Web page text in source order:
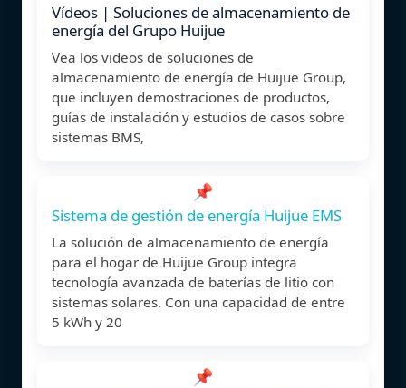
Vídeos | Soluciones de almacenamiento de
energía del Grupo Huijue
Vea los videos de soluciones de
almacenamiento de energía de Huijue Group,
que incluyen demostraciones de productos,
guías de instalación y estudios de casos sobre
sistemas BMS,
📌
Sistema de gestión de energía Huijue EMS
La solución de almacenamiento de energía
para el hogar de Huijue Group integra
tecnología avanzada de baterías de litio con
sistemas solares. Con una capacidad de entre
5 kWh y 20
📌